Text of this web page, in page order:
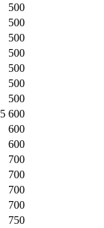
500
500
500
500
500
500
500
600
600
600
700
700
700
700
750